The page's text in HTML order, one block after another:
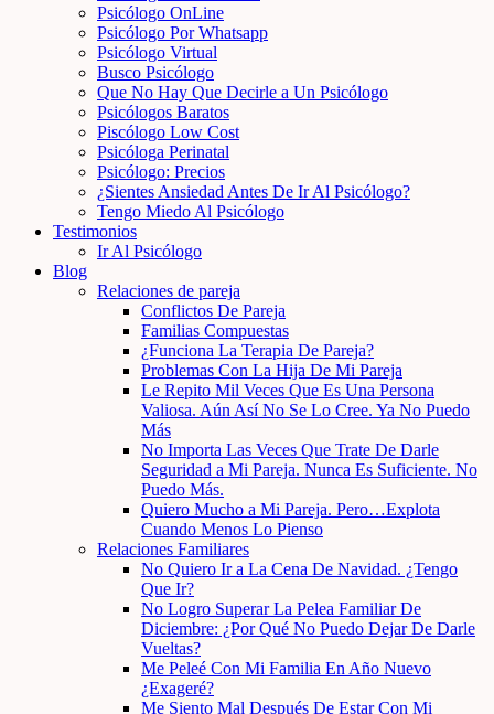
Psicólogo OnLine
Psicólogo Por Whatsapp
Psicólogo Virtual
Busco Psicólogo
Que No Hay Que Decirle a Un Psicólogo
Psicólogos Baratos
Piscólogo Low Cost
Psicóloga Perinatal
Psicólogo: Precios
¿Sientes Ansiedad Antes De Ir Al Psicólogo?
Tengo Miedo Al Psicólogo
Testimonios
Ir Al Psicólogo
Blog
Relaciones de pareja
Conflictos De Pareja
Familias Compuestas
¿Funciona La Terapia De Pareja?
Problemas Con La Hija De Mi Pareja
Le Repito Mil Veces Que Es Una Persona
Valiosa. Aún Así No Se Lo Cree. Ya No Puedo
Más
No Importa Las Veces Que Trate De Darle
Seguridad a Mi Pareja. Nunca Es Suficiente. No
Puedo Más.
Quiero Mucho a Mi Pareja. Pero…Explota
Cuando Menos Lo Pienso
Relaciones Familiares
No Quiero Ir a La Cena De Navidad. ¿Tengo
Que Ir?
No Logro Superar La Pelea Familiar De
Diciembre: ¿Por Qué No Puedo Dejar De Darle
Vueltas?
Me Peleé Con Mi Familia En Año Nuevo
¿Exageré?
Me Siento Mal Después De Estar Con Mi